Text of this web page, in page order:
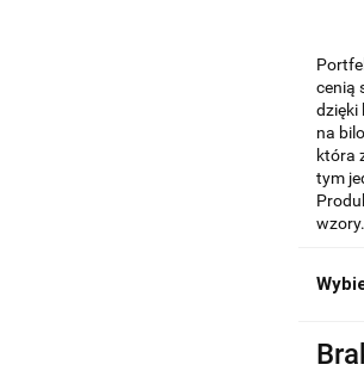
cenią
dzięki
na
która
tym
wzory.